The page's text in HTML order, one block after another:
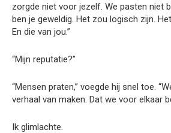
zorgde niet voor jezelf. We pasten niet
ben je geweldig. Het zou logisch zijn.
En die van jou.”
“Mijn reputatie?”
“Mensen praten,” voegde hij snel toe.
verhaal van maken. Dat we voor elkaar
Ik glimlachte.